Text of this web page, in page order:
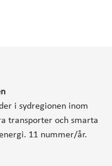
i sydregionen inom
transporter och smarta
11 nummer/år.